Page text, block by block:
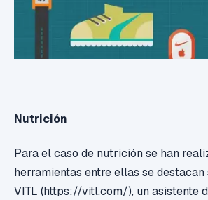
Nutrición
Para el caso de nutrición se han
herramientas entre ellas se
VITL (https://vitl.com/), un asistente